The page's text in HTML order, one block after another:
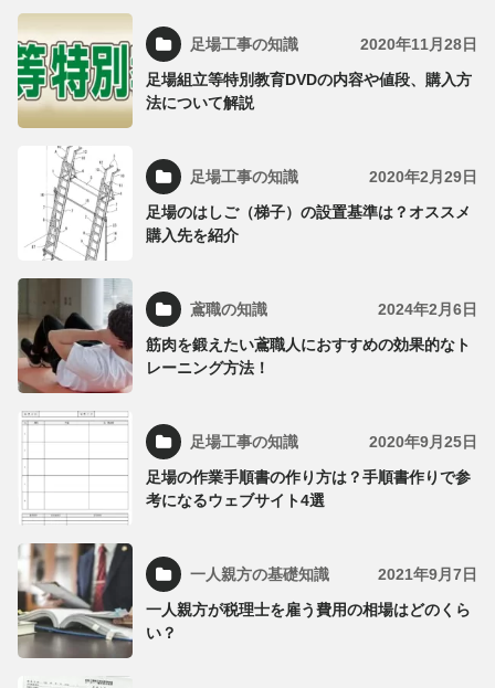
足場工事の知識 2020年11月28日
足場組立等特別教育DVDの内容や値段、購入方
法について解説
足場工事の知識 2020年2月29日
足場のはしご（梯子）の設置基準は？オススメ
購入先を紹介
鳶職の知識 2024年2月6日
筋肉を鍛えたい鳶職人におすすめの効果的なト
レーニング方法！
足場工事の知識 2020年9月25日
足場の作業手順書の作り方は？手順書作りで参
考になるウェブサイト4選
一人親方の基礎知識 2021年9月7日
一人親方が税理士を雇う費用の相場はどのくら
い？